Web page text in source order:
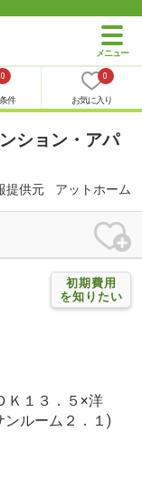
0
件
0
お気に入り
ション・アパ
提供元 アットホーム
初期費用
を知りたい
Ｋ１３．５×洋
ンルーム２．１)